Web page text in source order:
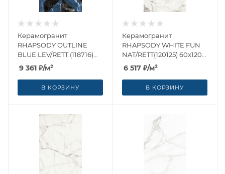
Керамогранит
RHAPSODY OUTLINE
BLUE LEV/RETT.(118716)
60x120 от Naxos Ceramica
(Италия)
9 361 ₽/м²
В КОРЗИНУ
Керамогранит
RHAPSODY WHITE FUN
NAT/RETT(120125) 60x120
от Naxos Ceramica
(Италия)
6 517 ₽/м²
В КОРЗИНУ